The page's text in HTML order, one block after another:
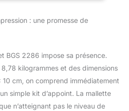
basculant 50 mm |
embouts 6 mm | Douilles
à clé à douille, douze
à 14 mm | Douilles pour
clé, douze pans,
longueur 50 mm, 4 à 10
: une promesse de
BGS 2286 impose sa présence.
kilogrammes et des dimensions
cm, on comprend immédiatement
simple kit d’appoint. La mallette
n’atteignant pas le niveau de